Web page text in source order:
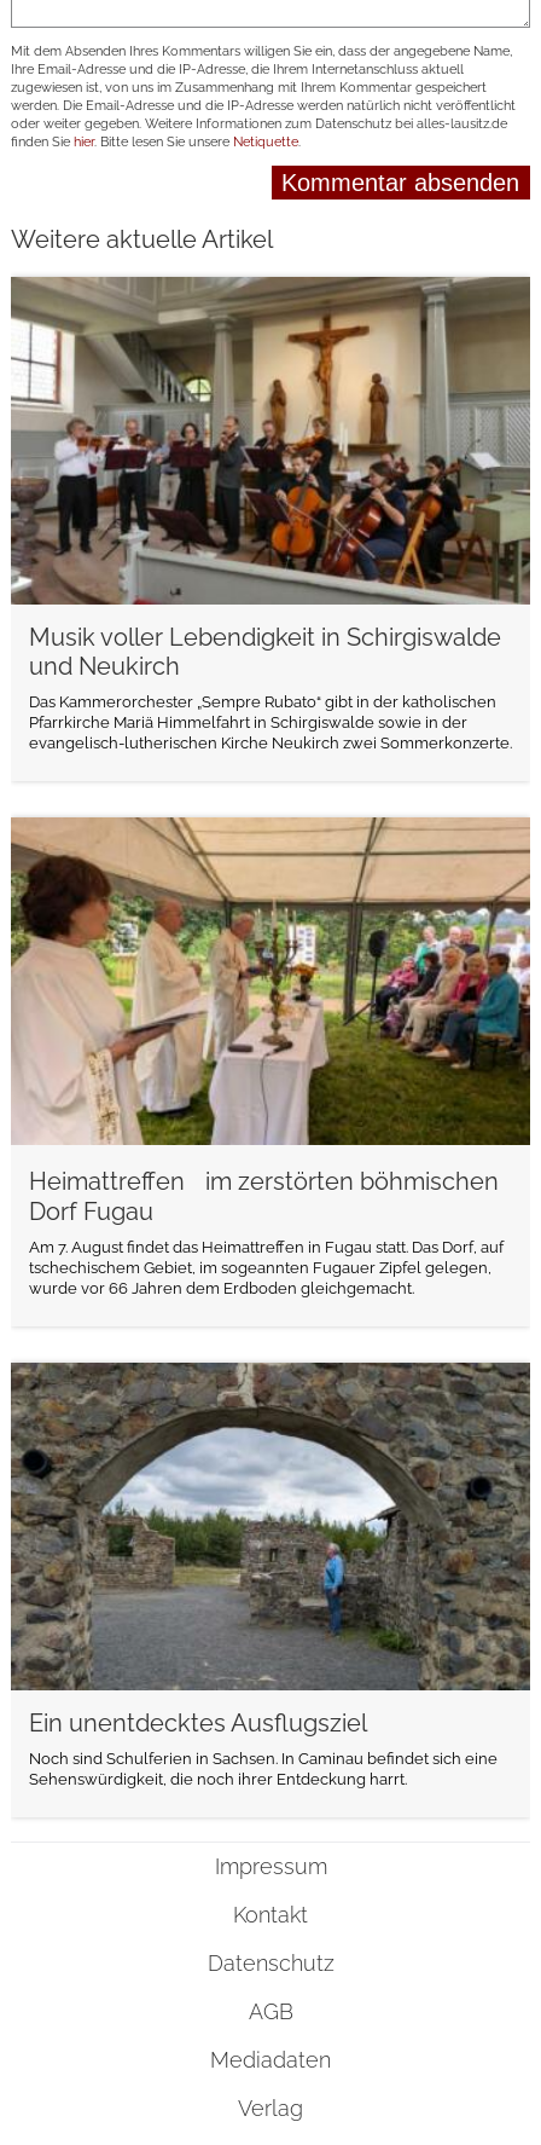
Mit dem Absenden Ihres Kommentars willigen Sie ein, dass der angegebene Name,
Ihre Email-Adresse und die IP-Adresse, die Ihrem Internetanschluss aktuell
zugewiesen ist, von uns im Zusammenhang mit Ihrem Kommentar gespeichert
werden. Die Email-Adresse und die IP-Adresse werden natürlich nicht veröffentlicht
oder weiter gegeben. Weitere Informationen zum Datenschutz bei alles-lausitz.de
finden Sie hier. Bitte lesen Sie unsere Netiquette.
Weitere aktuelle Artikel
Musik voller Lebendigkeit in Schirgiswalde
und Neukirch
Das Kammerorchester „Sempre Rubato“ gibt in der katholischen
Pfarrkirche Mariä Himmelfahrt in Schirgiswalde sowie in der
evangelisch-lutherischen Kirche Neukirch zwei Sommerkonzerte.
weiterlesen
Heimattreffen im zerstörten böhmischen
Dorf Fugau
Am 7. August findet das Heimattreffen in Fugau statt. Das Dorf, auf
tschechischem Gebiet, im sogeannten Fugauer Zipfel gelegen,
wurde vor 66 Jahren dem Erdboden gleichgemacht.
weiterlesen
Ein unentdecktes Ausflugsziel
Noch sind Schulferien in Sachsen. In Caminau befindet sich eine
Sehenswürdigkeit, die noch ihrer Entdeckung harrt.
weiterlesen
Impressum
Kontakt
Datenschutz
AGB
Mediadaten
Verlag